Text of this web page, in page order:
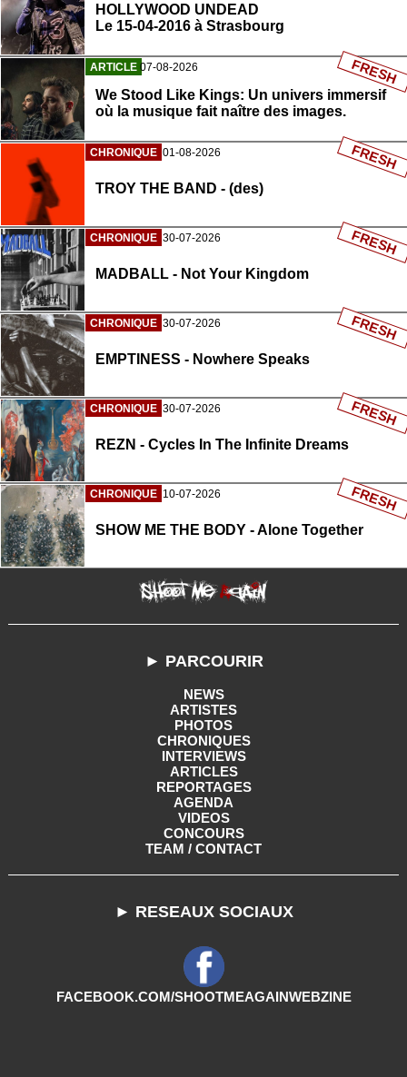
HOLLYWOOD UNDEAD
Le 15-04-2016 à Strasbourg
ARTICLE 07-08-2026
We Stood Like Kings: Un univers immersif
où la musique fait naître des images.
FRESH
CHRONIQUE 01-08-2026
TROY THE BAND - (des)
FRESH
CHRONIQUE 30-07-2026
MADBALL - Not Your Kingdom
FRESH
CHRONIQUE 30-07-2026
EMPTINESS - Nowhere Speaks
FRESH
CHRONIQUE 30-07-2026
REZN - Cycles In The Infinite Dreams
FRESH
CHRONIQUE 10-07-2026
SHOW ME THE BODY - Alone Together
FRESH
► PARCOURIR
NEWS
ARTISTES
PHOTOS
CHRONIQUES
INTERVIEWS
ARTICLES
REPORTAGES
AGENDA
VIDEOS
CONCOURS
TEAM / CONTACT
► RESEAUX SOCIAUX
FACEBOOK.COM/SHOOTMEAGAINWEBZINE